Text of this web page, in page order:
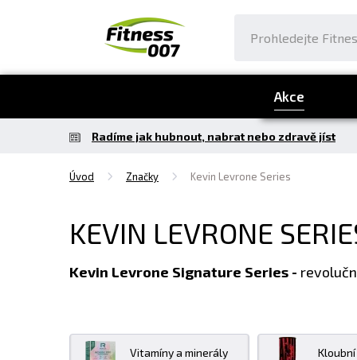
Akce
Radíme jak hubnout, nabrat nebo zdravě jíst
Úvod Značky Kevin Levrone Series
KEVIN LEVRONE
Kevin Levrone Signature Series -
Vitamíny a minerály